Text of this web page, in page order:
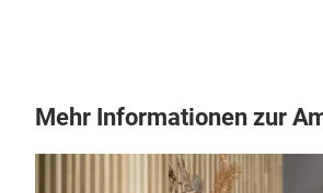
Mehr Informationen zur